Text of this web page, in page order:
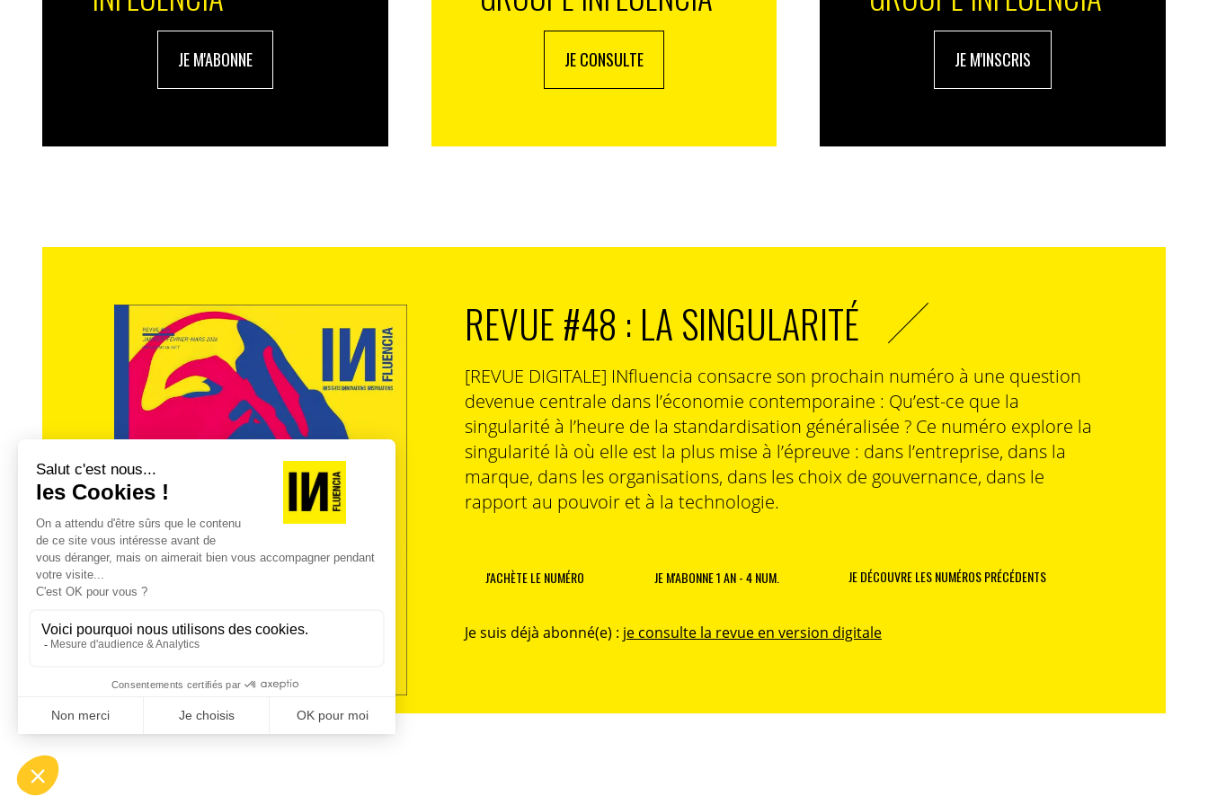
JE M'ABONNE JE CONSULTE JE M'INSCRIS
REVUE #48 : LA SINGULARITÉ
[REVUE DIGITALE] INfluencia consacre son prochain numéro à une question
devenue centrale dans l’économie contemporaine : Qu’est-ce que la
singularité à l’heure de la standardisation généralisée ? Ce numéro explore la
singularité là où elle est la plus mise à l’épreuve : dans l’entreprise, dans la
marque, dans les organisations, dans les choix de gouvernance, dans le
rapport au pouvoir et à la technologie.
J'ACHÈTE LE NUMÉRO JE M'ABONNE 1 AN - 4 NUM. JE DÉCOUVRE LES NUMÉROS PRÉCÉDENTS
Je suis déjà abonné(e) : je consulte la revue en version digitale